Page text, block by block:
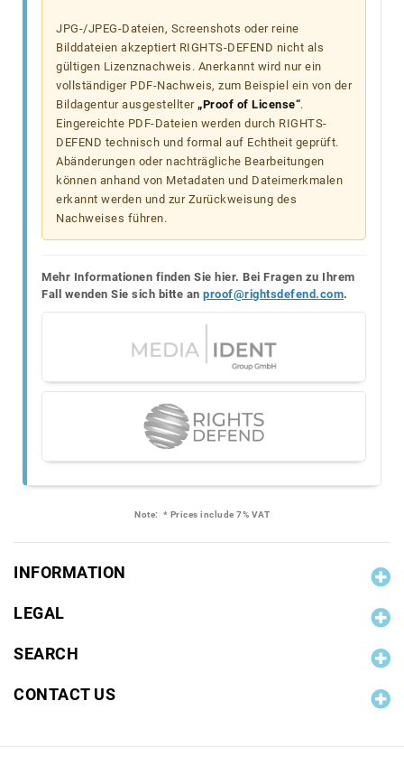
JPG-/JPEG-Dateien, Screenshots oder reine
Bilddateien akzeptiert RIGHTS-DEFEND nicht als
gültigen Lizenznachweis. Anerkannt wird nur ein
vollständiger PDF-Nachweis, zum Beispiel ein von der
Bildagentur ausgestellter „Proof of License“.
Eingereichte PDF-Dateien werden durch RIGHTS-
DEFEND technisch und formal auf Echtheit geprüft.
Abänderungen oder nachträgliche Bearbeitungen
können anhand von Metadaten und Dateimerkmalen
erkannt werden und zur Zurückweisung des
Nachweises führen.
Mehr Informationen finden Sie hier. Bei Fragen zu Ihrem
Fall wenden Sie sich bitte an proof@rightsdefend.com.
Note: * Prices include 7% VAT
INFORMATION
LEGAL
SEARCH
CONTACT US